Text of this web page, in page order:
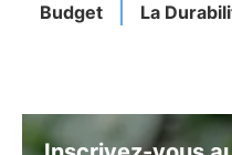
Budget La